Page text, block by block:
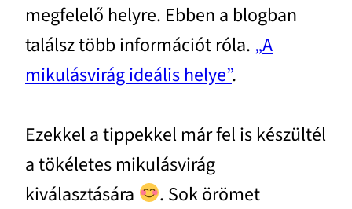
megfelelő helyre. Ebben a blogban
találsz több információt róla. „A
mikulásvirág ideális helye”.
Ezekkel a tippekkel már fel is készültél
a tökéletes mikulásvirág
kiválasztására
. Sok örömet